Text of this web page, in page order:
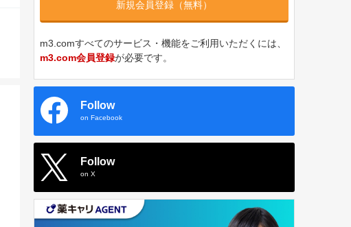
新規会員登録（無料）
m3.comすべてのサービス・機能をご利用いただくには、
m3.com会員登録が必要です。
Follow
on Facebook
Follow
on X